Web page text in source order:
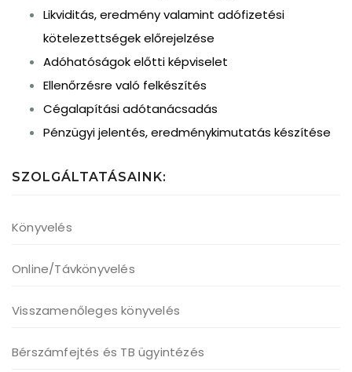
Likviditás, eredmény valamint adófizetési
kötelezettségek előrejelzése
Adóhatóságok előtti képviselet
Ellenőrzésre való felkészítés
Cégalapítási adótanácsadás
Pénzügyi jelentés, eredménykimutatás készítése
SZOLGÁLTATÁSAINK:
Könyvelés
Online/Távkönyvelés
Visszamenőleges könyvelés
Bérszámfejtés és TB ügyintézés